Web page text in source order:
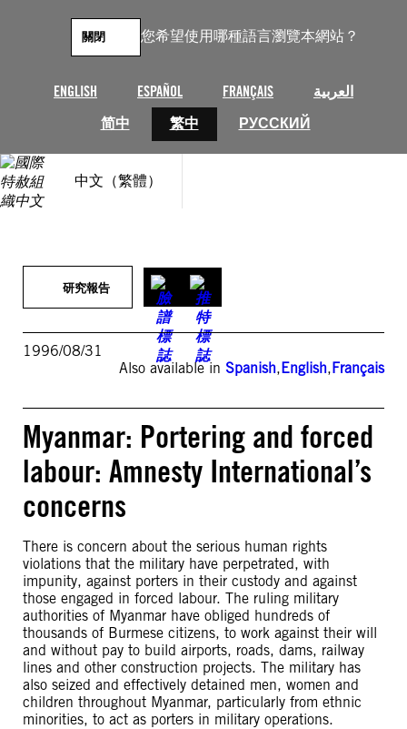
您希望使用哪種語言瀏覽本網站？
ENGLISH ESPAÑOL FRANÇAIS
العربية
简中
繁中 РУССКИЙ
關閉
中文（繁體）
研究報告
1996/08/31
Also available in Spanish,English,Français
Myanmar: Portering and forced
labour: Amnesty International’s
concerns
There is concern about the serious human rights
violations that the military have perpetrated, with
impunity, against porters in their custody and against
those engaged in forced labour. The ruling military
authorities of Myanmar have obliged hundreds of
thousands of Burmese citizens, to work against their will
and without pay to build airports, roads, dams, railway
lines and other construction projects. The military has
also seized and effectively detained men, women and
children throughout Myanmar, particularly from ethnic
minorities, to act as porters in military operations.